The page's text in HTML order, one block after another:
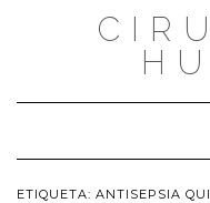
ETIQUETA: ANTISEPSIA